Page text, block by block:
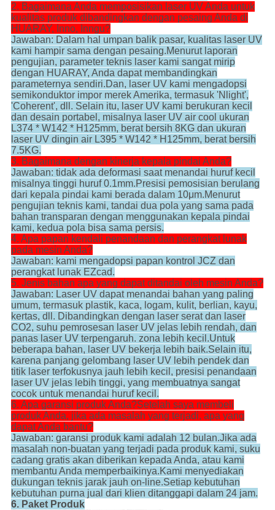
2. Bagaimana Anda memposisikan laser UV Anda untuk
kualitas produk dibandingkan dengan pesaing Anda di
HUARAY, Inno, Inngu?
Jawaban: Dalam hal umpan balik pasar, kualitas laser UV
kami hampir sama dengan pesaing.Menurut laporan
pengujian, parameter teknis laser kami sangat mirip
dengan HUARAY, Anda dapat membandingkan
parameternya sendiri.Dan, laser UV kami mengadopsi
semikonduktor impor merek Amerika, termasuk 'Nlight',
'Coherent', dll. Selain itu, laser UV kami berukuran kecil
dan desain portabel, misalnya laser UV air cool ukuran
L374 * W142 * H125mm, berat bersih 8KG dan ukuran
laser UV dingin air L395 * W142 * H125mm, berat bersih
7.5KG.
3. Bagaimana dengan kinerja kepala pindai Anda?
Jawaban: tidak ada deformasi saat menandai huruf kecil
misalnya tinggi huruf 0.1mm.Presisi pemosisian berulang
dari kepala pindai kami berada dalam 10μm.Menurut
pengujian teknis kami, tandai dua pola yang sama pada
bahan transparan dengan menggunakan kepala pindai
kami, kedua pola bisa sama persis.
4. Apa papan kendali penandaan dan perangkat lunak
pada mesin Anda?
Jawaban: kami mengadopsi papan kontrol JCZ dan
perangkat lunak EZcad.
5. Jenis bahan apa yang dapat ditandai oleh mesin Anda?
Jawaban: Laser UV dapat menandai bahan yang paling
umum, termasuk plastik, kaca, logam, kulit, berlian, kayu,
kertas, dll. Dibandingkan dengan laser serat dan laser
CO2, suhu pemrosesan laser UV jelas lebih rendah, dan
panas laser UV terpengaruh. zona lebih kecil.Untuk
beberapa bahan, laser UV bekerja lebih baik.Selain itu,
karena panjang gelombang laser UV lebih pendek dan
titik laser terfokusnya jauh lebih kecil, presisi penandaan
laser UV jelas lebih tinggi, yang membuatnya sangat
cocok untuk menandai huruf kecil.
6. Apa garansi produk Anda?Setelah saya membeli
produk Anda, jika ada masalah yang terjadi, apa yang
dapat Anda bantu?
Jawaban: garansi produk kami adalah 12 bulan.Jika ada
masalah non-buatan yang terjadi pada produk kami, suku
cadang gratis akan diberikan kepada Anda, atau kami
membantu Anda memperbaikinya.Kami menyediakan
dukungan teknis jarak jauh on-line.Setiap kebutuhan
kebutuhan purna jual dari klien ditanggapi dalam 24 jam.
6. Paket Produk